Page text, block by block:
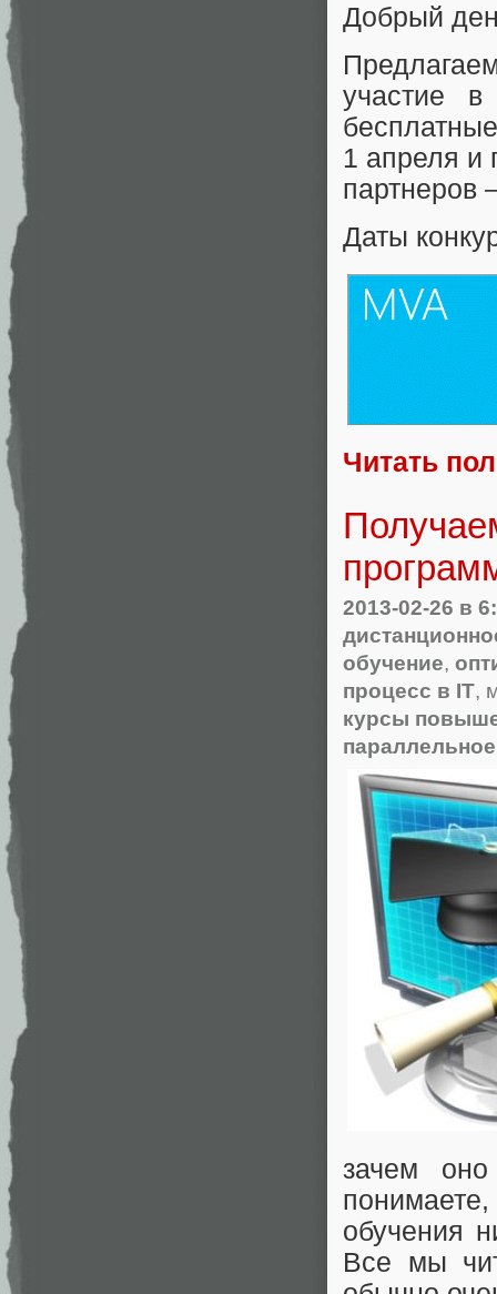
Добрый
участие
1 апреля и
партнеров
Даты
Читать
2013-02-26 в
обучение,
процесс в IT,
курсы
зачем
обучения
Все мы